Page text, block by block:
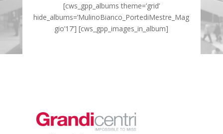
[cws_gpp_albums theme=’grid’
hide_albums=’MulinoBianco_PortediMestre_Mag
gio’17’] [cws_gpp_images_in_album]